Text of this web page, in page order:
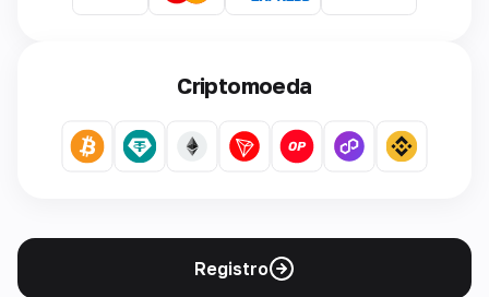
Criptomoeda
Registro